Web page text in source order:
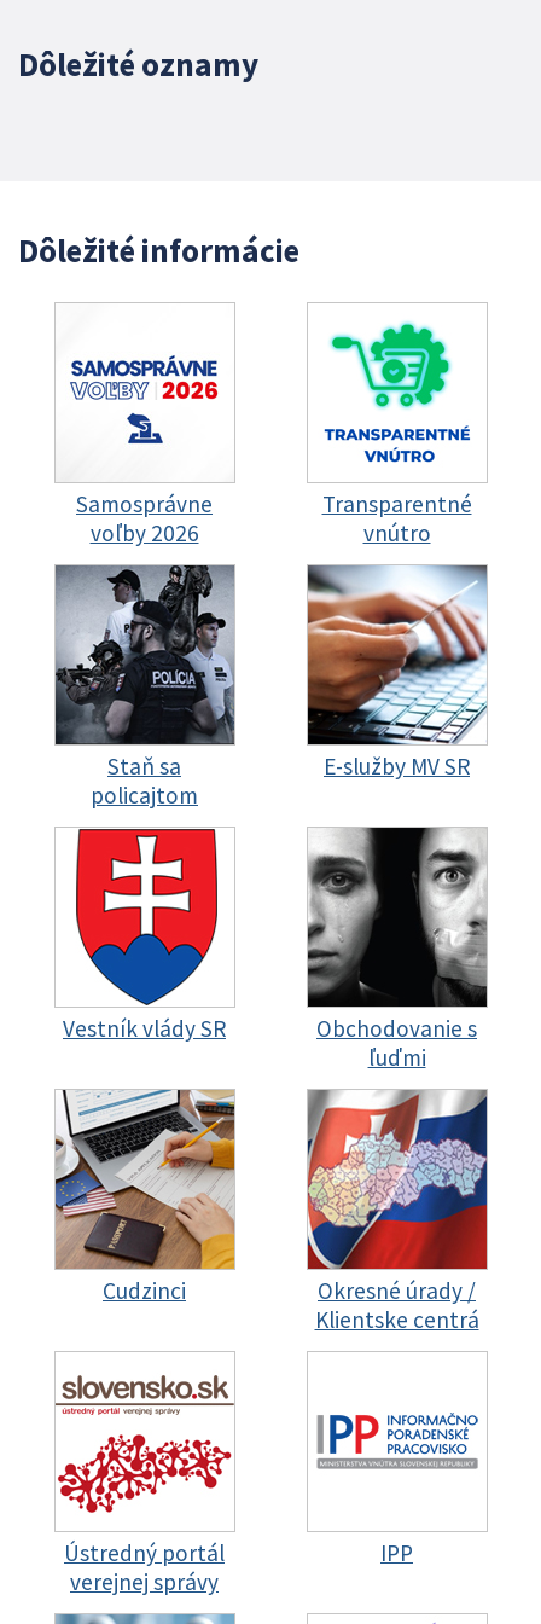
Dôležité oznamy
Dôležité informácie
Samosprávne
voľby 2026
Transparentné
vnútro
Staň sa
policajtom
E-služby MV SR
Vestník vlády SR
Obchodovanie s
ľuďmi
Cudzinci
Okresné úrady /
Klientske centrá
Ústredný portál
verejnej správy
IPP